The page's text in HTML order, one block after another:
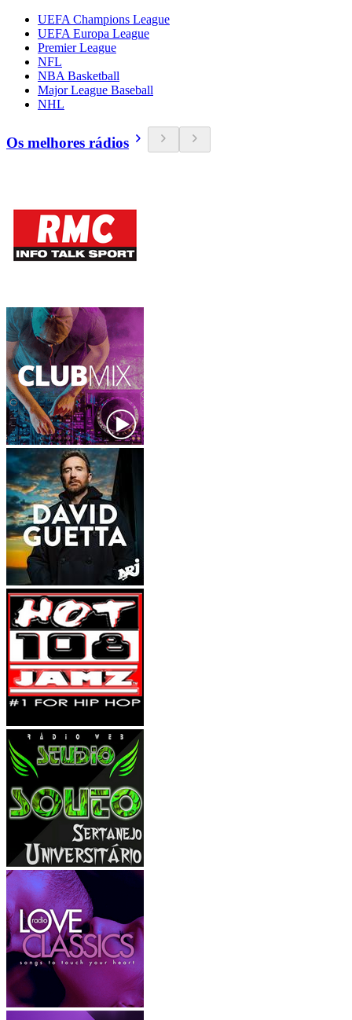
UEFA Champions League
UEFA Europa League
Premier League
NFL
NBA Basketball
Major League Baseball
NHL
Os melhores rádios